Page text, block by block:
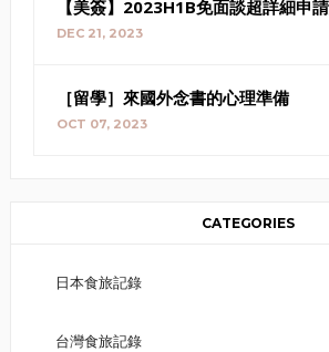
【美簽】2023H1B免面談超詳細申
DEC 21, 2023
［留學］來國外念書的心理準備
OCT 07, 2023
CATEGORIES
日本食旅記錄
台灣食旅記錄